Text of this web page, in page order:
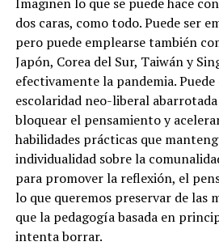
dos caras, como todo. Puede ser
pero puede emplearse también
Japón, Corea del Sur, Taiwán y
efectivamente la pandemia.
escolaridad neo-liberal
bloquear el pensamiento y
habilidades prácticas que
individualidad sobre la
para promover la reflexión, el
lo que queremos preservar de las
que la pedagogía basada en
intenta borrar.